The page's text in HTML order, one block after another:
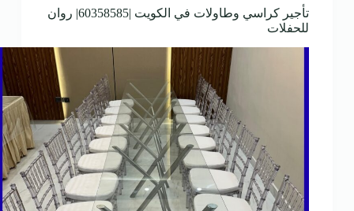
تأجير كراسي وطاولات في الكويت |60358585| روان
للحفلات